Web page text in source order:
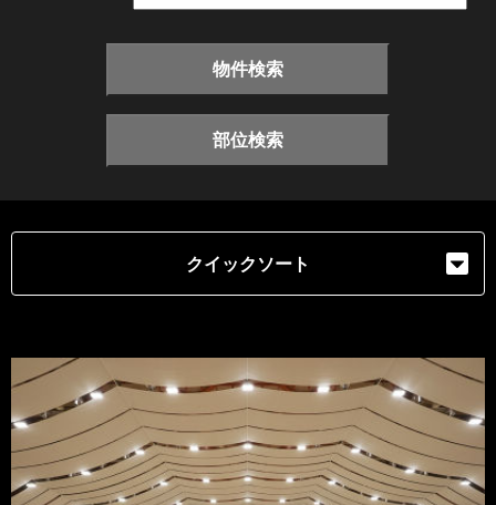
物件検索
部位検索
クイックソート